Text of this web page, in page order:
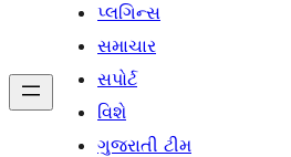
પ્લગિન્સ
સમાચાર
સપોર્ટ
વિશે
ગુજરાતી ટીમ